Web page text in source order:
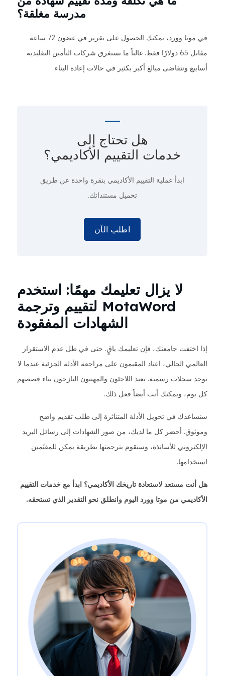
مدرسة مغلقة؟
في موتا وورد، يمكنك الحصول على تقرير في غضون 72 ساعة
مقابل 65 دولارًا فقط. غالباً ما تستغرق شركات التأمين التقليدية
أسابيع وتتقاضى مبالغ أكبر بكثير في حالات إعادة البناء.
هل تحتاج إلى
خدمات التقييم الأكاديمي؟
ابدأ عملية التقييم الأكاديمي بنقرة واحدة عن طريق
تحميل مستنداتك.
اطلب الآن
لا يزال تعليمك مهمًا: استخدم
MotaWord لتقييم وترجمة
الشهادات المفقودة
إذا اختفت جامعتك، فإن تعليمك باقٍ. حتى في ظل عدم الاستقرار
العالمي الحالي، اعتاد المقيمون على مراجعة الأدلة الجزئية عندما لا
توجد سجلات رسمية. يعيد اللاجئون والمهنيون النازحون بناء قصصهم
كل يوم، ويمكنك أنت أيضاً فعل ذلك.
سنساعدك في تحويل الأدلة المتناثرة إلى طلب تقديم واضح
وموثوق. أحضر كل ما لديك، من صور الشهادات إلى رسائل البريد
الإلكتروني للأساتذة، وسنقوم بترجمتها بطريقة يمكن للمقيّمين
استخدامها.
هل أنت مستعد لاستعادة تاريخك الأكاديمي؟ ابدأ مع خدمات التقييم
الأكاديمي من موتا وورد اليوم وانطلق نحو التقدير الذي تستحقه.